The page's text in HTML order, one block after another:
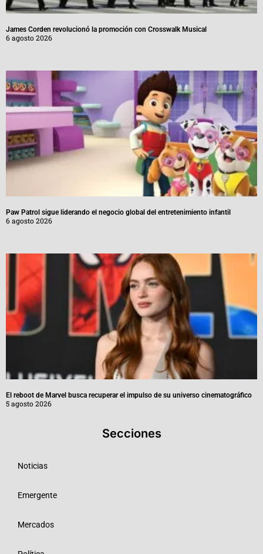
James Corden revolucionó la promoción con Crosswalk Musical
6 agosto 2026
Paw Patrol sigue liderando el negocio global del entretenimiento infantil
6 agosto 2026
El reboot de Marvel busca recuperar el impulso de su universo cinematográfico
5 agosto 2026
Secciones
Noticias
Emergente
Mercados